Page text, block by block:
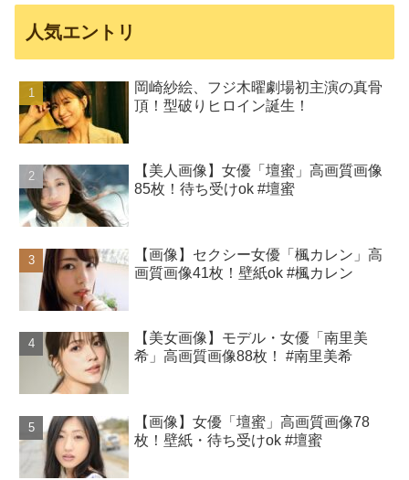
人気エントリ
岡崎紗絵、フジ木曜劇場初主演の真骨
頂！型破りヒロイン誕生！
【美人画像】女優「壇蜜」高画質画像
85枚！待ち受けok #壇蜜
【画像】セクシー女優「楓カレン」高
画質画像41枚！壁紙ok #楓カレン
【美女画像】モデル・女優「南里美
希」高画質画像88枚！ #南里美希
【画像】女優「壇蜜」高画質画像78
枚！壁紙・待ち受けok #壇蜜